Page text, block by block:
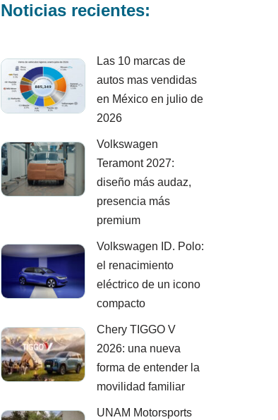
Noticias recientes:
Las 10 marcas de
autos mas vendidas
en México en julio de
2026
Volkswagen
Teramont 2027:
diseño más audaz,
presencia más
premium
Volkswagen ID. Polo:
el renacimiento
eléctrico de un icono
compacto
Chery TIGGO V
2026: una nueva
forma de entender la
movilidad familiar
UNAM Motorsports